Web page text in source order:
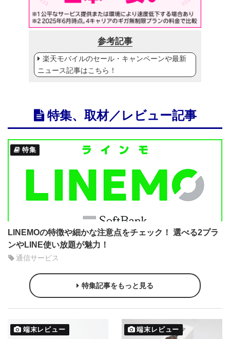
参考記事
楽天モバイルのセール・キャンペーンや最新
ニュース記事はこちら！
特集、取材／レビュー記事
特集
LINEMOの特徴や細かな注意点をチェック！ 選べる2プラ
ンやLINE使い放題が魅力！
通信サービス
特集記事をもっと見る
端末レビュー 端末レビュー